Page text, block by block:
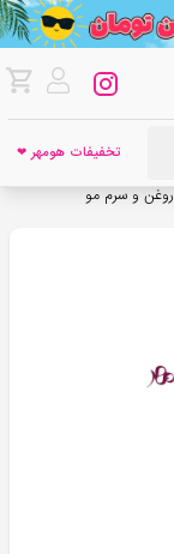
تخفیفات هومهر ❤
روغن و سرم مو